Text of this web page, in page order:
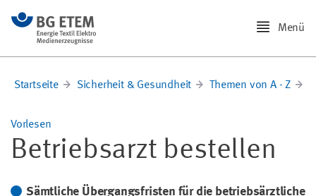
Menü
Startseite Sicherheit & Gesundheit Themen von A - Z
Vorlesen
Betriebsarzt bestellen
Sämtliche Übergangsfristen für die betriebsärztliche